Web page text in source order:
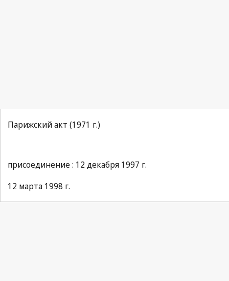
Парижский акт (1971 г.)
присоединение : 12 декабря 1997 г.
12 марта 1998 г.